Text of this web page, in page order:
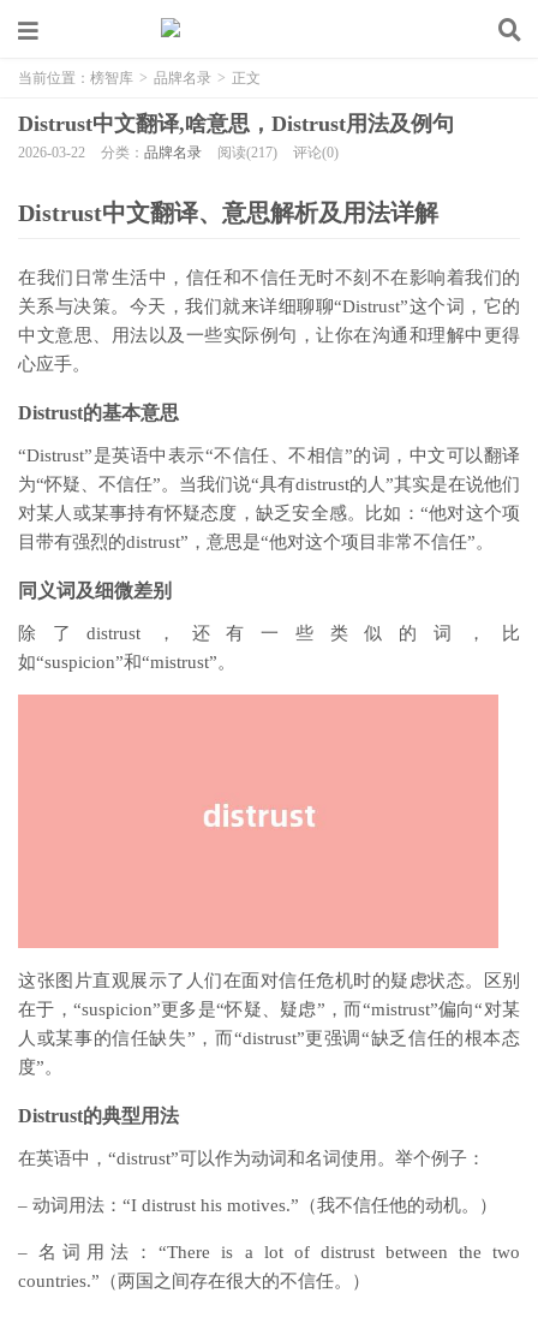
当前位置： 榜智库 > 品牌名录 > 正文
Distrust中文翻译,啥意思，Distrust用法及例句
2026-03-22 分类： 品牌名录 阅读(217) 评论(0)
Distrust中文翻译、意思解析及用法详解
在我们日常生活中，信任和不信任无时不刻不在影响着我们的
关系与决策。今天，我们就来详细聊聊“Distrust”这个词，它的
中文意思、用法以及一些实际例句，让你在沟通和理解中更得
心应手。
Distrust的基本意思
“Distrust”是英语中表示“不信任、不相信”的词，中文可以翻译
为“怀疑、不信任”。当我们说“具有distrust的人”其实是在说他们
对某人或某事持有怀疑态度，缺乏安全感。比如：“他对这个项
目带有强烈的distrust”，意思是“他对这个项目非常不信任”。
同义词及细微差别
除了distrust，还有一些类似的词，比
如“suspicion”和“mistrust”。
这张图片直观展示了人们在面对信任危机时的疑虑状态。区别
在于，“suspicion”更多是“怀疑、疑虑”，而“mistrust”偏向“对某
人或某事的信任缺失”，而“distrust”更强调“缺乏信任的根本态
度”。
Distrust的典型用法
在英语中，“distrust”可以作为动词和名词使用。举个例子：
– 动词用法：“I distrust his motives.”（我不信任他的动机。）
– 名词用法：“There is a lot of distrust between the two
countries.”（两国之间存在很大的不信任。）